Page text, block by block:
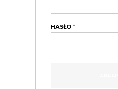
HASŁO *